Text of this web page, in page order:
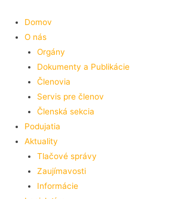
obsah
Domov
O nás
Orgány
Dokumenty a Publikácie
Členovia
Servis pre členov
Členská sekcia
Podujatia
Aktuality
Tlačové správy
Zaujímavosti
Informácie